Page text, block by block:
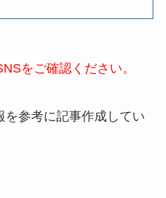
をご確認ください。
を参考に記事作成してい